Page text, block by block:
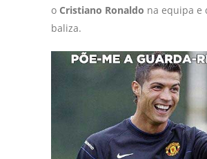
o Cristiano Ronaldo na equipa e
baliza.